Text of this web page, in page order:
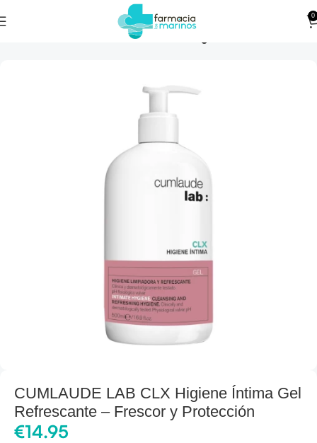
0
Salud Íntima
CUMLAUDE LAB CLX Higiene Íntima Gel
Refrescante – Frescor y Protección
€14.95